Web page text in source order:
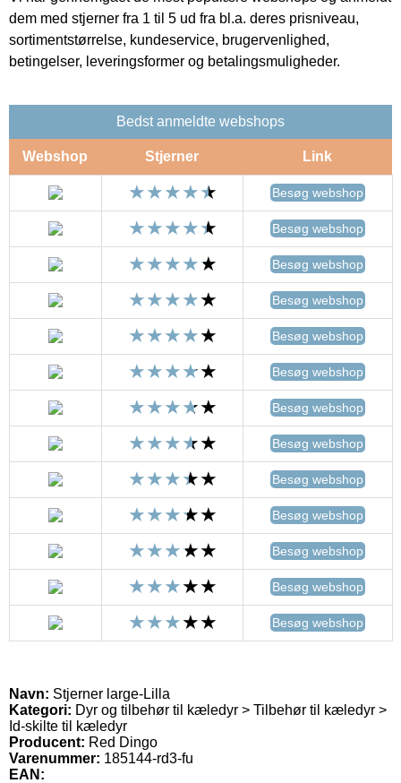
dem med stjerner fra 1 til 5 ud fra bl.a. deres prisniveau,
sortimentstørrelse, kundeservice, brugervenlighed,
betingelser, leveringsformer og betalingsmuligheder.
Bedst anmeldte webshops
Webshop Stjerner Link
Besøg webshop
Besøg webshop
Besøg webshop
Besøg webshop
Besøg webshop
Besøg webshop
Besøg webshop
Besøg webshop
Besøg webshop
Besøg webshop
Besøg webshop
Besøg webshop
Besøg webshop
Navn: Stjerner large-Lilla
Kategori: Dyr og tilbehør til kæledyr > Tilbehør til kæledyr >
Id-skilte til kæledyr
Producent: Red Dingo
Varenummer: 185144-rd3-fu
EAN: